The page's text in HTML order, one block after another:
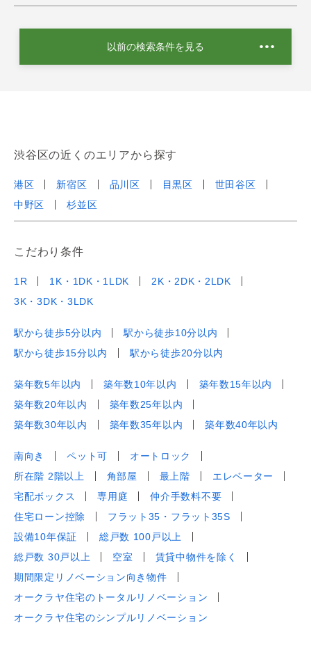
以前の検索条件を見る
渋谷区の近くのエリアから探す
港区 新宿区 品川区 目黒区
世田谷区
中野区
杉並区
こだわり条件
1R 1K・1DK・1LDK
2K・2DK・2LDK
3K・3DK・3LDK
駅から徒歩5分以内
駅から徒歩10分以内
駅から徒歩15分以内
駅から徒歩20分以内
築年数5年以内 築年数10年以内
築年数15年以内
築年数20年以内
築年数25年以内
築年数30年以内
築年数35年以内 築年数40年以内
南向き ペット可
オートロック
所在階 2階以上
角部屋 最上階
エレベーター
宅配ボックス
専用庭
仲介手数料不要
住宅ローン控除
フラット35・フラット35S
設備10年保証
総戸数 100戸以上
総戸数 30戸以上
空室
賃貸中物件を除く
期間限定リノベーション向き物件
オークラヤ住宅のトータルリノベーション
オークラヤ住宅のシンプルリノベーション